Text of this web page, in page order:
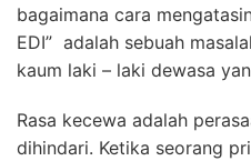
bagaimana cara
EDI” adalah sebuah
kaum laki – laki dewasa
Rasa kecewa adalah
dihindari. Ketika seorang